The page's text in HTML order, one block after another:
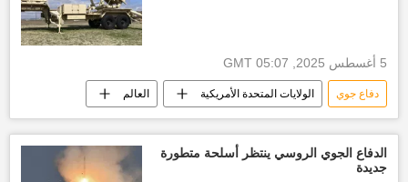
5 أغسطس 2025, 05:07 GMT
دفاع جوي الولايات المتحدة الأمريكية العالم
الدفاع الجوي الروسي ينتظر أسلحة متطورة
جديدة